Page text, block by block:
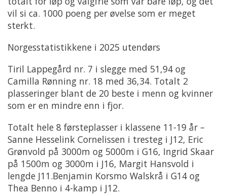
vil si ca. 1000 poeng per øvelse som er meget
sterkt.
Norgesstatistikkene i 2025 utendørs
Tiril Lappegård nr. 7 i slegge med 51,94 og
Camilla Rønning nr. 18 med 36,34. Totalt 2
plasseringer blant de 20 beste i menn og kvinner
som er en mindre enn i fjor.
Totalt hele 8 førsteplasser i klassene 11-19 år –
Sanne Hesselink Cornelissen i tresteg i J12, Eric
Grønvold på 3000m og 5000m i G16, Ingrid Skaar
på 1500m og 3000m i J16, Margit Hansvold i
lengde J11.Benjamin Korsmo Walskrå i G14 og
Thea Benno i 4-kamp i J12.